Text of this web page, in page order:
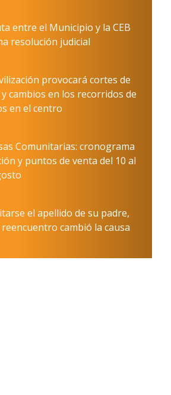
entre el Municipio y la CEB
resolución judicial
provocará cortes de
cambios en los recorridos de
en el centro
Comunitarias: cronograma
y puntos de venta del 10 al
el apellido de su padre,
cambió la causa